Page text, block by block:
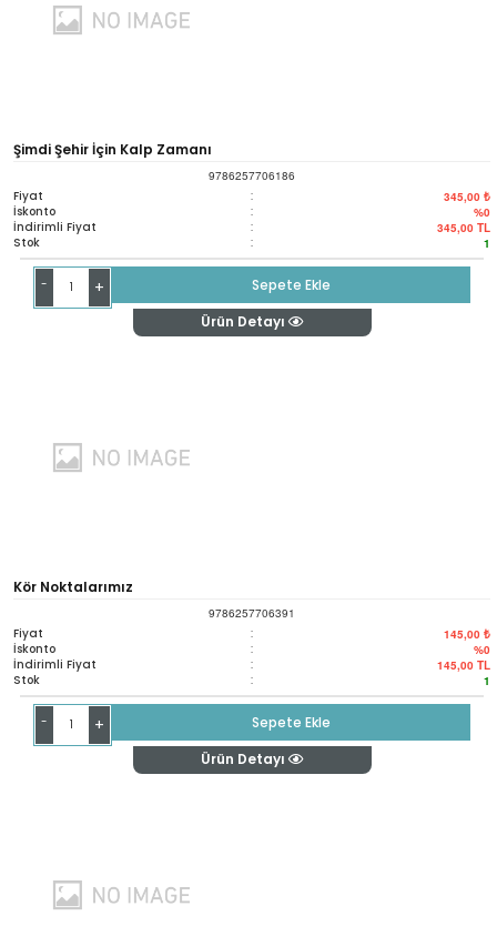
Şimdi Şehir İçin Kalp Zamanı
9786257706186
Fiyat : 345,00 ₺
İskonto : %0
İndirimli Fiyat : 345,00 TL
Stok : 1
- +
Sepete Ekle
Ürün Detayı
Kör Noktalarımız
9786257706391
Fiyat : 145,00 ₺
İskonto : %0
İndirimli Fiyat : 145,00 TL
Stok : 1
- +
Sepete Ekle
Ürün Detayı